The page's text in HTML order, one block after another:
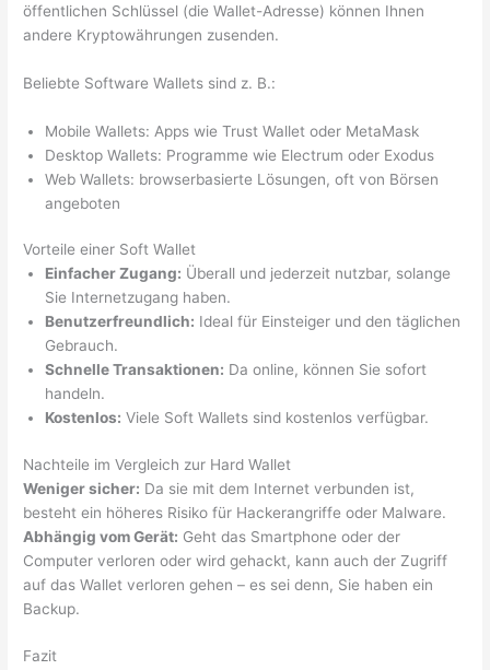
öffentlichen Schlüssel (die Wallet-Adresse) können Ihnen
andere Kryptowährungen zusenden.
Beliebte Software Wallets sind z. B.:
Mobile Wallets: Apps wie Trust Wallet oder MetaMask
Desktop Wallets: Programme wie Electrum oder Exodus
Web Wallets: browserbasierte Lösungen, oft von Börsen
angeboten
Vorteile einer Soft Wallet
Einfacher Zugang: Überall und jederzeit nutzbar, solange
Sie Internetzugang haben.
Benutzerfreundlich: Ideal für Einsteiger und den täglichen
Gebrauch.
Schnelle Transaktionen: Da online, können Sie sofort
handeln.
Kostenlos: Viele Soft Wallets sind kostenlos verfügbar.
Nachteile im Vergleich zur Hard Wallet
Weniger sicher: Da sie mit dem Internet verbunden ist,
besteht ein höheres Risiko für Hackerangriffe oder Malware.
Abhängig vom Gerät: Geht das Smartphone oder der
Computer verloren oder wird gehackt, kann auch der Zugriff
auf das Wallet verloren gehen – es sei denn, Sie haben ein
Backup.
Fazit